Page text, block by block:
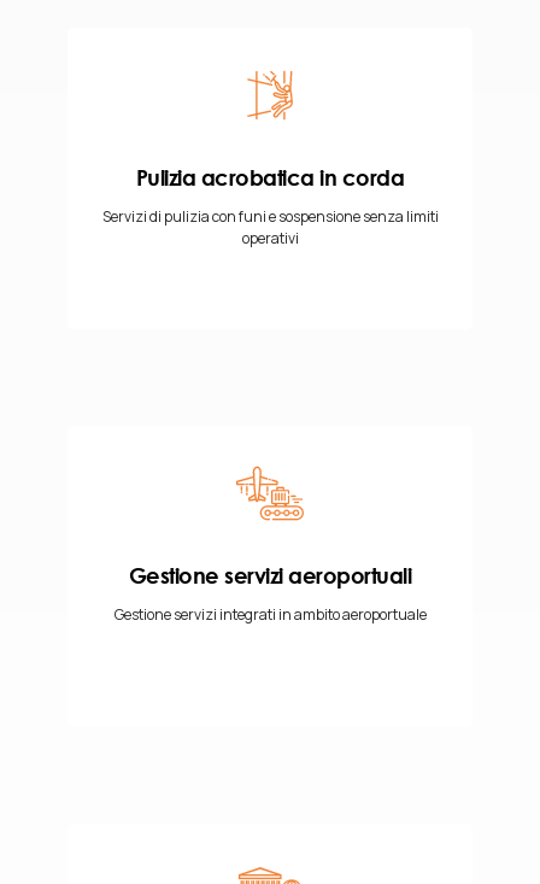
Pulizia acrobatica in corda
Servizi di pulizia con funi e sospensione senza limiti
operativi
Gestione servizi aeroportuali
Gestione servizi integrati in ambito aeroportuale